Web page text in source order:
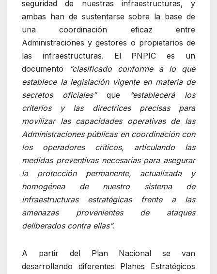
seguridad de nuestras infraestructuras, y
ambas han de sustentarse sobre la base de
una coordinación eficaz entre
Administraciones y gestores o propietarios de
las infraestructuras. El PNPIC es un
documento
“clasificado conforme a lo que
establece la legislación vigente en materia de
secretos oficiales”que
“establecerá los
criterios y las directrices precisas para
movilizar las capacidades operativas de las
Administraciones públicas en coordinación con
los operadores críticos, articulando las
medidas preventivas necesarias para asegurar
la protección permanente, actualizada y
homogénea de nuestro sistema de
infraestructuras estratégicas frente a las
amenazas provenientes de ataques
deliberados contra ellas”.
A partir del Plan Nacional se van
desarrollando diferentes Planes Estratégicos